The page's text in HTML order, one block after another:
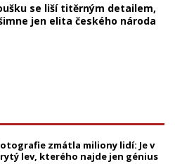
se liší titěrným detailem,
jen elita českého národa
zmátla miliony lidí: Je v
lev, kterého najde jen génius